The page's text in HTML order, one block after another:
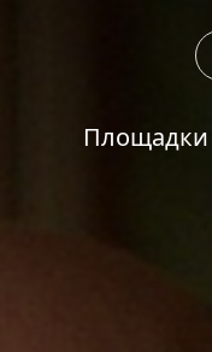
Площадки